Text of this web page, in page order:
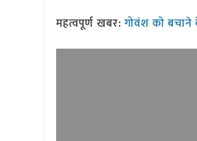
महत्वपूर्ण खबर:गोवंश को बचाने